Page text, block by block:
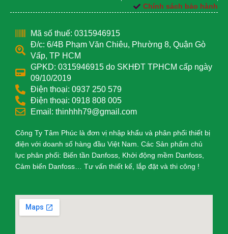
Chính sách bảo hành
Mã số thuế: 0315946915
Đ/c: 6/4B Phạm Văn Chiêu, Phường 8, Quận Gò
Vấp, TP HCM
GPKD: 0315946915 do SKHĐT TPHCM cấp ngày
09/10/2019
Điện thoại: 0937 250 579
Điện thoại: 0918 808 005
Email: thinhhh79@gmail.com
Công Ty Tâm Phúc là đơn vị nhập khẩu và phân phối thiết bị
điện với doanh số hàng đầu Việt Nam. Các Sản phẩm chủ
lực phân phối: Biến tần Danfoss, Khởi động mềm Danfoss,
Cảm biến Danfoss… Tư vấn thiết kế, lắp đặt và thi công !